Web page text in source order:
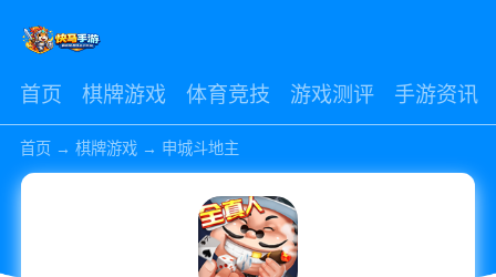
首页 棋牌游戏 体育竞技 游戏测评 手游资讯
首页 → 棋牌游戏→ 申城斗地主